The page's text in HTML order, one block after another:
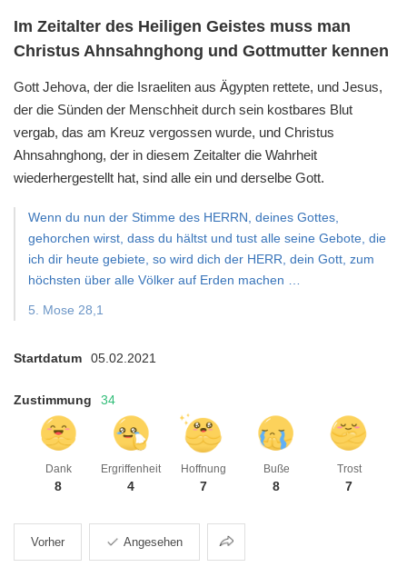
Im Zeitalter des Heiligen Geistes muss man
Christus Ahnsahnghong und Gottmutter kennen
Gott Jehova, der die Israeliten aus Ägypten rettete, und Jesus,
der die Sünden der Menschheit durch sein kostbares Blut
vergab, das am Kreuz vergossen wurde, und Christus
Ahnsahnghong, der in diesem Zeitalter die Wahrheit
wiederhergestellt hat, sind alle ein und derselbe Gott.
Wenn du nun der Stimme des HERRN, deines Gottes,
gehorchen wirst, dass du hältst und tust alle seine Gebote, die
ich dir heute gebiete, so wird dich der HERR, dein Gott, zum
höchsten über alle Völker auf Erden machen …
5. Mose 28,1
Startdatum 05.02.2021
Zustimmung 34
Dank
8
Ergriffenheit
4
Hoffnung
7
Buße
8
Trost
7
Vorher Angesehen Teilen